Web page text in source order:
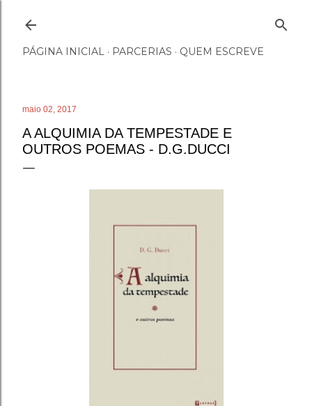
PÁGINA INICIAL PARCERIAS QUEM ESCREVE
maio 02, 2017
A ALQUIMIA DA TEMPESTADE E
OUTROS POEMAS - D.G.DUCCI